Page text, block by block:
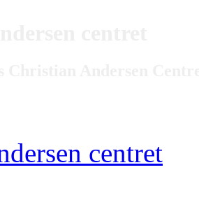
centret